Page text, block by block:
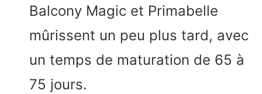
Balcony Magic et Primabelle
mûrissent un peu plus tard, avec
un temps de maturation de 65 à
75 jours.